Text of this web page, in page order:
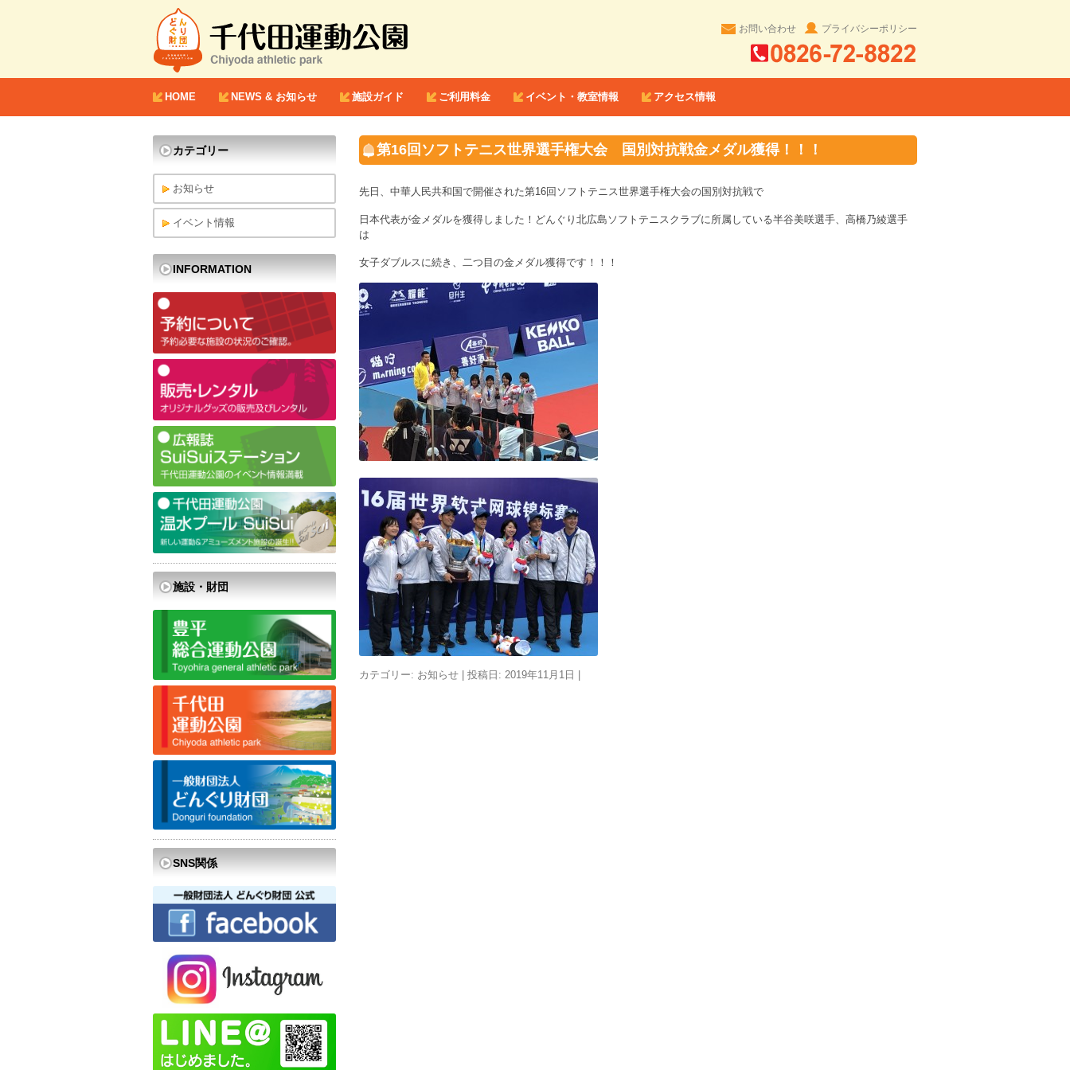
千代田運動公園
プライバシーポリシー
お問い合わせ
HOME
NEWS & お知らせ 施設ガイド ご利用料金 イベント・教室情報 アクセス情報
第16回ソフトテニス世界選手権大会 国別対抗戦金メダル獲得！！！
先日、中華人民共和国で開催された第16回ソフトテニス世界選手権大会の国別対抗戦で
日本代表が金メダルを獲得しました！どんぐり北広島ソフトテニスクラブに所属している半谷美咲選手、高橋乃綾選手
は
女子ダブルスに続き、二つ目の金メダル獲得です！！！
カテゴリー: お知らせ | 投稿日:2019年11月1日
カテゴリー
お知らせ
イベント情報
INFORMATION
施設・財団
SNS関係